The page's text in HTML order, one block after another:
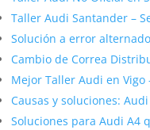
Taller Audi Santander –
Solución a error
Cambio de Correa
Mejor Taller Audi en Vigo
Causas y soluciones:
Soluciones para Audi